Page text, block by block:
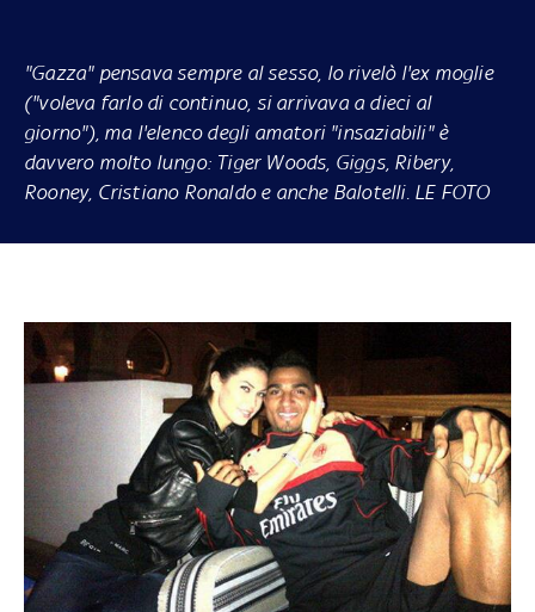
"Gazza" pensava sempre al sesso, lo rivelò l'ex moglie
("voleva farlo di continuo, si arrivava a dieci al
giorno"), ma l'elenco degli amatori "insaziabili" è
davvero molto lungo: Tiger Woods, Giggs, Ribery,
Rooney, Cristiano Ronaldo e anche Balotelli. LE FOTO